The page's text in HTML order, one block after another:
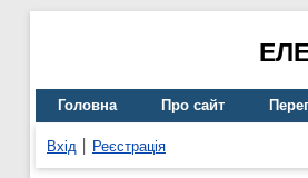
Головна Про сайт
Вхід Реєстрація